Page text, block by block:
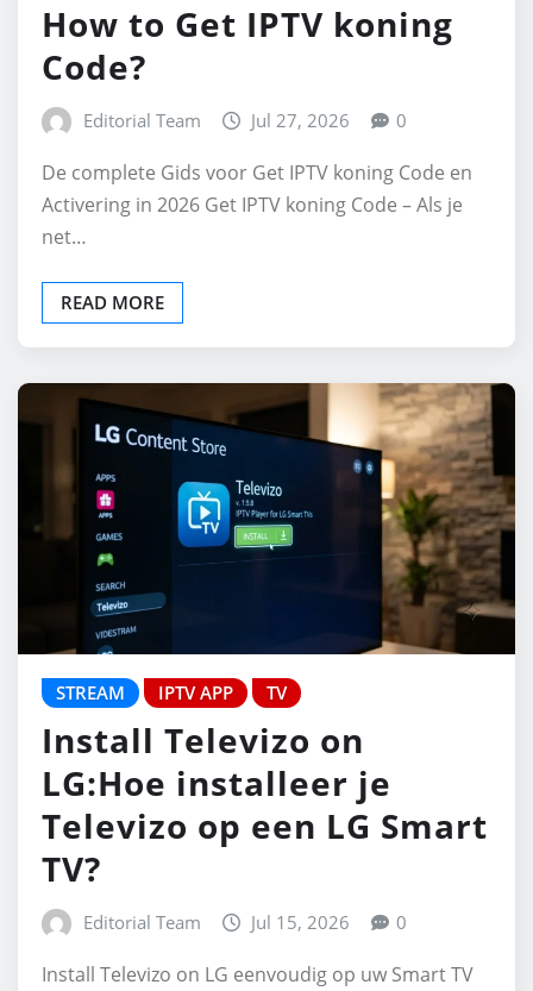
How to Get IPTV koning
Code?
Editorial Team Jul 27, 2026 0
De complete Gids voor Get IPTV koning Code en
Activering in 2026 Get IPTV koning Code – Als je
net…
READ MORE
STREAM IPTV APP TV
Install Televizo on
LG:Hoe installeer je
Televizo op een LG Smart
TV?
Editorial Team Jul 15, 2026 0
Install Televizo on LG eenvoudig op uw Smart TV